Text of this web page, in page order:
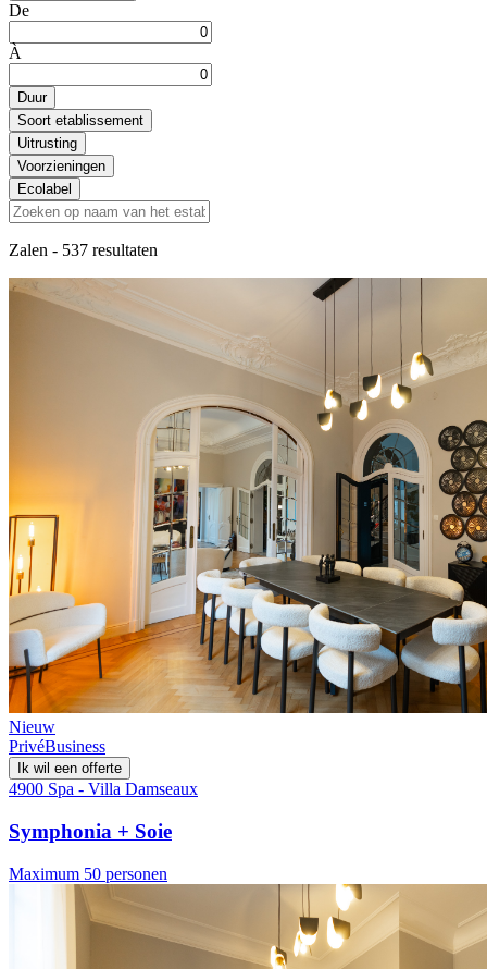
De
À
Duur
Soort etablissement
Uitrusting
Voorzieningen
Ecolabel
Zalen - 537 resultaten
Nieuw
PrivéBusiness
Ik wil een offerte
4900 Spa - Villa Damseaux
Symphonia + Soie
Maximum 50 personen